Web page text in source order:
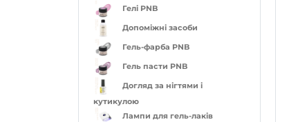
Гелі PNB
Допоміжні засоби
Гель-фарба PNB
Гель пасти PNB
Догляд за нігтями і
кутикулою
Лампи для гель-лаків